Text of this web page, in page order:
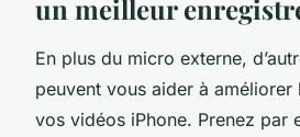
un meilleur
En plus du micro externe,
peuvent vous aider à
vos vidéos iPhone. Prenez par